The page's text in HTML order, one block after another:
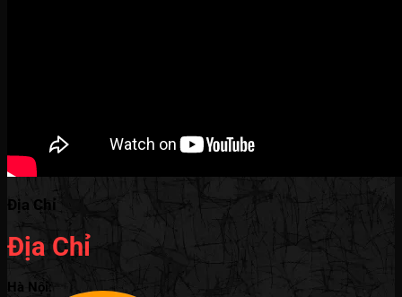
Địa Chỉ
Địa Chỉ
Hà Nội: